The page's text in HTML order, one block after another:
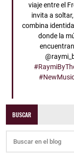
viaje entre el
invita a
combina
donde la
BUSCAR